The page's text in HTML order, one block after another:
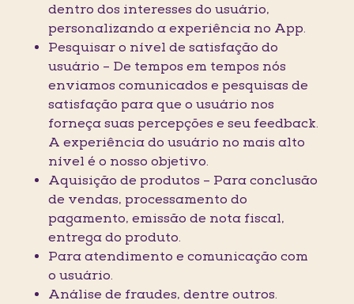
dentro dos interesses do usuário,
personalizando a experiência no App.
Pesquisar o nível de satisfação do
usuário – De tempos em tempos nós
enviamos comunicados e pesquisas de
satisfação para que o usuário nos
forneça suas percepções e seu feedback.
A experiência do usuário no mais alto
nível é o nosso objetivo.
Aquisição de produtos – Para conclusão
de vendas, processamento do
pagamento, emissão de nota fiscal,
entrega do produto.
Para atendimento e comunicação com
o usuário.
Análise de fraudes, dentre outros.